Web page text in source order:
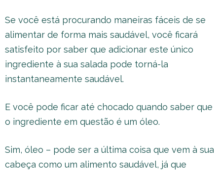
Se você está procurando maneiras fáceis de se
alimentar de forma mais saudável, você ficará
satisfeito por saber que adicionar este único
ingrediente à sua salada pode torná-la
instantaneamente saudável.
E você pode ficar até chocado quando saber que
o ingrediente em questão é um óleo.
Sim, óleo – pode ser a última coisa que vem à sua
cabeça como um alimento saudável, já que